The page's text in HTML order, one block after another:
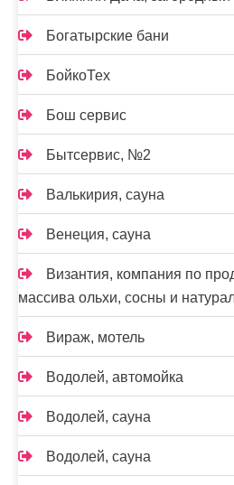
Богатырские бани
БойкоТех
Бош сервис
Бытсервис, №2
Валькирия, сауна
Венеция, сауна
Византия, компания по
массива ольхи, сосны и
Вираж, мотель
Водолей, автомойка
Водолей, сауна
Водолей, сауна